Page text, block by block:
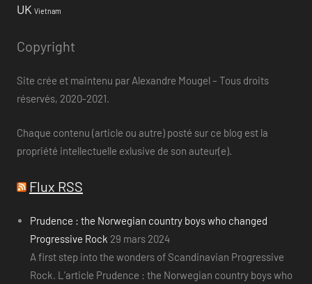
UK Vietnam
Copyright
Site crée et maintenu par Alexandre Mougel – Tous droits
réservés, 2020-2021.
Chaque contenu (article ou autre) posté sur ce blog est la
propriété intellectuelle exlusive de son auteur(e).
Flux RSS
Prudence : the Norwegian country boys who changed
Progressive Rock 29 mars 2024
A first step into the wonders of Scandinavian Progressive
Rock. L’article Prudence : the Norwegian country boys who